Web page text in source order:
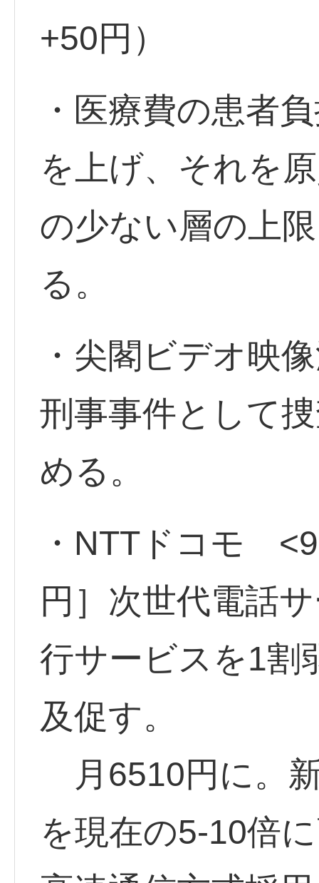
+50円）
・医療費の患者
を上げ、それを
の少ない層の上
る。
・尖閣ビデオ映
刑事事件として
める。
・NTTドコモ
円］次世代電話
行サービスを1割
及促す。
月6510円に。
を現在の5-10倍